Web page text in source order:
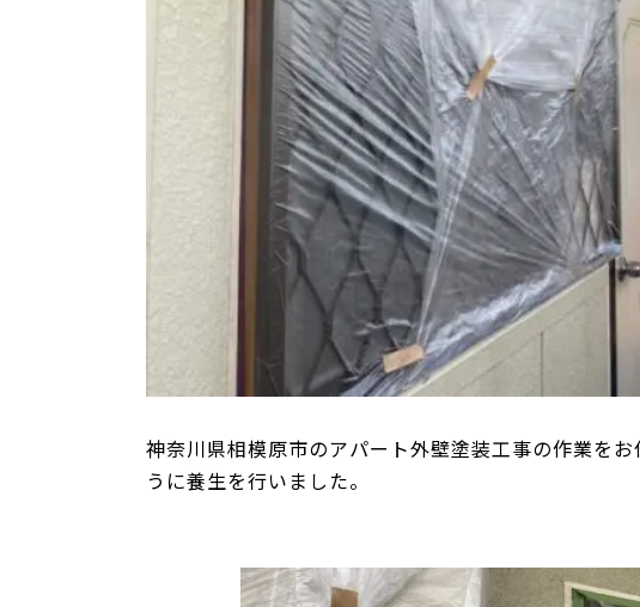
神奈川県相模原市のアパート外壁塗装工事の作業を
うに養生を行いました。